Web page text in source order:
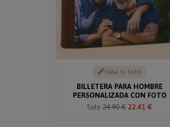
Sube tu foto
BILLETERA PARA HOMBRE
PERSONALIZADA CON FOTO
Solo 24.90 € 22.41 €